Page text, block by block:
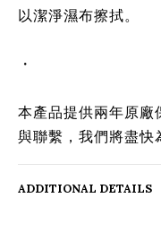
以潔淨濕布擦拭。
・
本產品提供兩年原廠
與聯繫，我們將盡快
ADDITIONAL DETAILS